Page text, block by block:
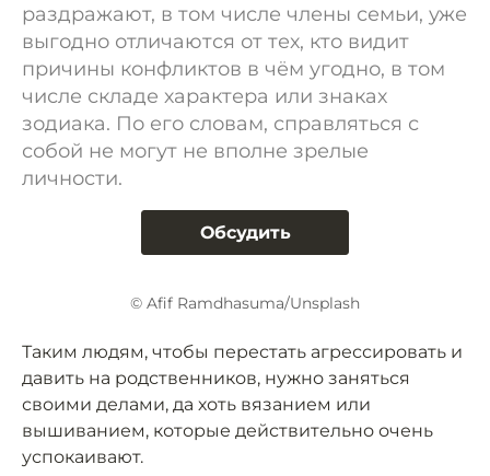
раздражают, в том числе члены семьи, уже
выгодно отличаются от тех, кто видит
причины конфликтов в чём угодно, в том
числе складе характера или знаках
зодиака. По его словам, справляться с
собой не могут не вполне зрелые
личности.
Обсудить
© Afif Ramdhasuma/Unsplash
Таким людям, чтобы перестать агрессировать и
давить на родственников, нужно заняться
своими делами, да хоть вязанием или
вышиванием, которые действительно очень
успокаивают.